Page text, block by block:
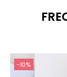
DIMENSIUNE
DIMENSIUNE
-10%